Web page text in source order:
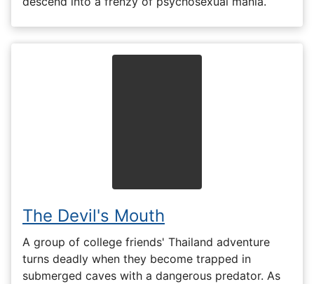
The Devil's Mouth
A group of college friends' Thailand adventure
turns deadly when they become trapped in
submerged caves with a dangerous predator. As